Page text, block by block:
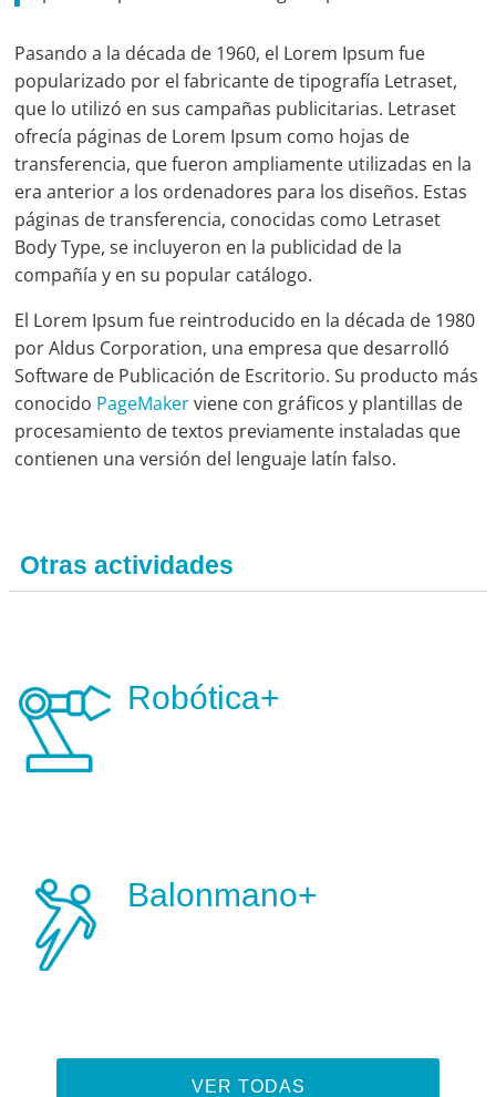
Pasando a la década de 1960, el Lorem Ipsum fue
popularizado por el fabricante de tipografía Letraset,
que lo utilizó en sus campañas publicitarias. Letraset
ofrecía páginas de Lorem Ipsum como hojas de
transferencia, que fueron ampliamente utilizadas en la
era anterior a los ordenadores para los diseños. Estas
páginas de transferencia, conocidas como Letraset
Body Type, se incluyeron en la publicidad de la
compañía y en su popular catálogo.
El Lorem Ipsum fue reintroducido en la década de 1980
por Aldus Corporation, una empresa que desarrolló
Software de Publicación de Escritorio. Su producto más
conocido PageMakerviene con gráficos y plantillas de
procesamiento de textos previamente instaladas que
contienen una versión del lenguaje latín falso.
Otras actividades
Robótica+
Balonmano+
VER TODAS